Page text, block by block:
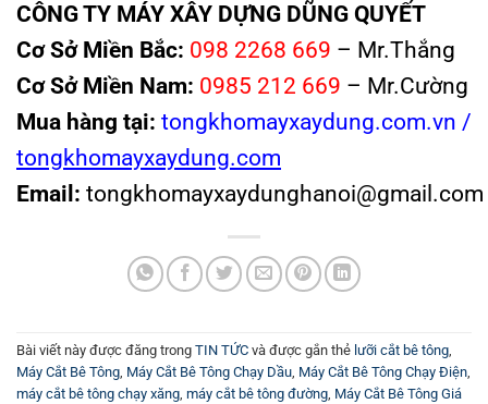
CÔNG TY MÁY XÂY DỰNG DŨNG QUYẾT
Cơ Sở Miền Bắc: 098 2268 669 – Mr.Thắng
Cơ Sở Miền Nam: 0985 212 669 – Mr.Cường
Mua hàng tại: tongkhomayxaydung.com.vn /
tongkhomayxaydung.com
Email: tongkhomayxaydunghanoi@gmail.com
Bài viết này được đăng trong TIN TỨC và được gắn thẻ lưỡi cắt bê tông,
Máy Cắt Bê Tông, Máy Cắt Bê Tông Chạy Dầu, Máy Cắt Bê Tông Chạy Điện,
máy cắt bê tông chạy xăng, máy cắt bê tông đường, Máy Cắt Bê Tông Giá